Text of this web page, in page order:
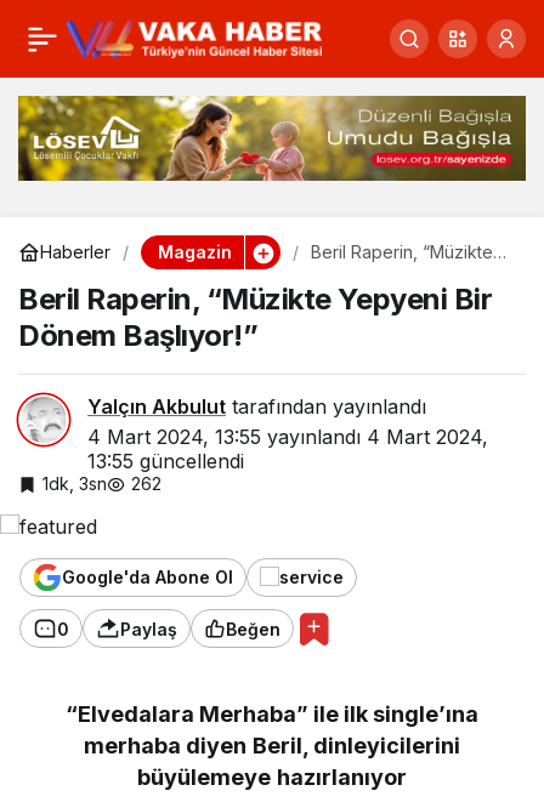
Haberler Magazin
Beril Raperin, “Müzikte
Başlıyor!”
Beril Raperin, “Müzikte Yepyeni Bir
Dönem Başlıyor!”
Yalçın Akbulut tarafından yayınlandı
4 Mart 2024, 13:55 yayınlandı 4 Mart 2024,
13:55 güncellendi
1dk, 3sn 262
Google'da Abone Ol
0 Paylaş Beğen
“Elvedalara Merhaba” ile ilk single’ına
merhaba diyen Beril, dinleyicilerini
büyülemeye hazırlanıyor
Kars’ta, Berlin Europa
Senfoni Oda Orkestrası
ve Erdal Akkaya
0 Paylaş